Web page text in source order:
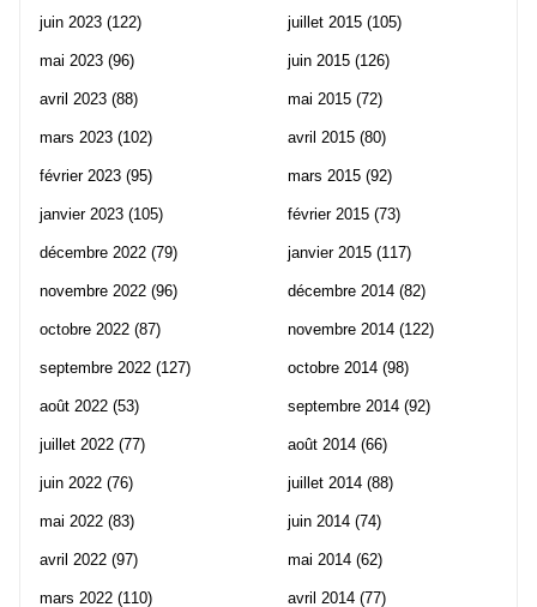
juin 2023 (122)
mai 2023 (96)
avril 2023 (88)
mars 2023 (102)
février 2023 (95)
janvier 2023 (105)
décembre 2022 (79)
novembre 2022 (96)
octobre 2022 (87)
septembre 2022 (127)
août 2022 (53)
juillet 2022 (77)
juin 2022 (76)
mai 2022 (83)
avril 2022 (97)
mars 2022 (110)
juillet 2015 (105)
juin 2015 (126)
mai 2015 (72)
avril 2015 (80)
mars 2015 (92)
février 2015 (73)
janvier 2015 (117)
décembre 2014 (82)
novembre 2014 (122)
octobre 2014 (98)
septembre 2014 (92)
août 2014 (66)
juillet 2014 (88)
juin 2014 (74)
mai 2014 (62)
avril 2014 (77)